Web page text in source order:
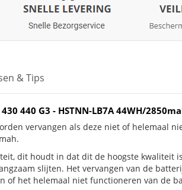
& Tips
440 G3 - HSTNN-LB7A 44WH/
vervangen als deze niet of helemaal
dit houdt in dat dit de hoogste kwaliteit
slijten. Het vervangen van de
of het helemaal niet functioneren van de